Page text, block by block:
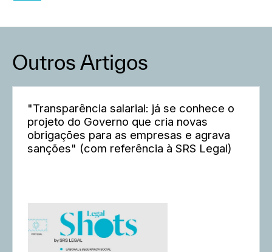
Outros Artigos
"Transparência salarial: já se conhece o
projeto do Governo que cria novas
obrigações para as empresas e agrava
sanções" (com referência à SRS Legal)